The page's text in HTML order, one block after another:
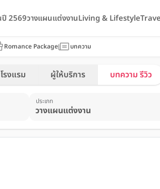
2569วางแผนแต่งงานLiving & Lifestyle
Romance Package บทความ
รงแรม ผู้ให้บริการ บทความ รีวิว
ประเภท